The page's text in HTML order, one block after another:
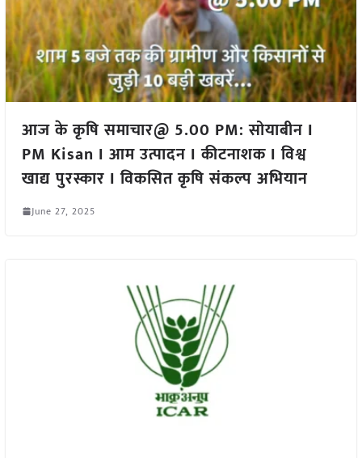
आज के कृषि समाचार@ 5.00 PM: सोयाबीन I
PM Kisan I आम उत्पादन I कीटनाशक I विश्व
खाद्य पुरस्कार I विकसित कृषि संकल्प अभियान
June 27, 2025